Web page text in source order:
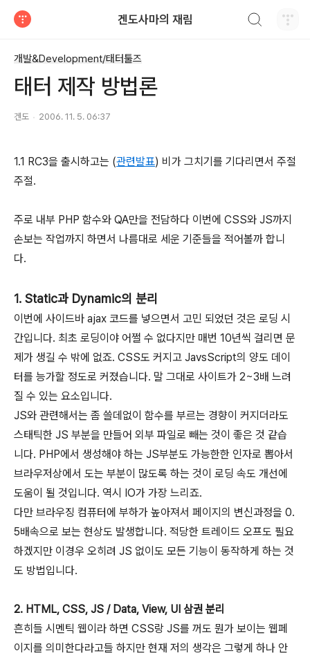
겐도사마의 재림
개발&Development/태터툴즈
태터 제작 방법론
겐도 2006. 11. 5. 06:37
1.1 RC3을 출시하고는 (관련발표) 비가 그치기를 기다리면서 주절
주절.
주로 내부 PHP 함수와 QA만을 전담하다 이번에 CSS와 JS까지
손보는 작업까지 하면서 나름대로 세운 기준들을 적어볼까 합니
다.
1. Static과 Dynamic의 분리
이번에 사이드바 ajax 코드를 넣으면서 고민 되었던 것은 로딩 시
간입니다. 최초 로딩이야 어쩔 수 없다지만 매번 10년씩 걸리면 문
제가 생길 수 밖에 없죠. CSS도 커지고 JavsScript의 양도 데이
터를 능가할 정도로 커졌습니다. 말 그대로 사이트가 2~3배 느려
질 수 있는 요소입니다.
JS와 관련해서는 좀 쓸데없이 함수를 부르는 경향이 커지더라도
스태틱한 JS 부분을 만들어 외부 파일로 빼는 것이 좋은 것 같습
니다. PHP에서 생성해야 하는 JS부분도 가능한한 인자로 뽑아서
브라우저상에서 도는 부분이 많도록 하는 것이 로딩 속도 개선에
도움이 될 것입니다. 역시 IO가 가장 느리죠.
다만 브라우징 컴퓨터에 부하가 높아져서 페이지의 변신과정을 0.
5배속으로 보는 현상도 발생합니다. 적당한 트레이드 오프도 필요
하겠지만 이경우 오히려 JS 없이도 모든 기능이 동작하게 하는 것
도 방법입니다.
2. HTML, CSS, JS / Data, View, UI 삼권 분리
흔히들 시멘틱 웹이라 하면 CSS랑 JS를 꺼도 뭔가 보이는 웹페
이지를 의미한다라고들 하지만 현재 저의 생각은 그렇게 하나 안